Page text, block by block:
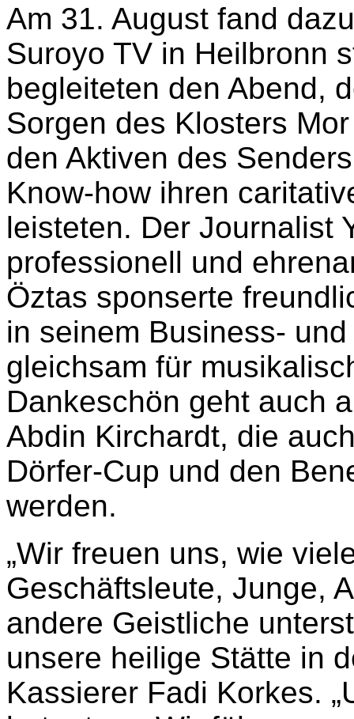
Am 31. August fand
Suroyo TV in Heilbronn
begleiteten den Abend,
Sorgen des Klosters
den Aktiven des
Know-how ihren
leisteten. Der Journalist
professionell und
Öztas sponserte
in seinem Business-
gleichsam für
Dankeschön geht auch
Abdin Kirchardt, die
Dörfer-Cup und den
werden.
„Wir freuen uns, wie
Geschäftsleute, Junge,
andere Geistliche
unsere heilige Stätte in
Kassierer Fadi Korkes.